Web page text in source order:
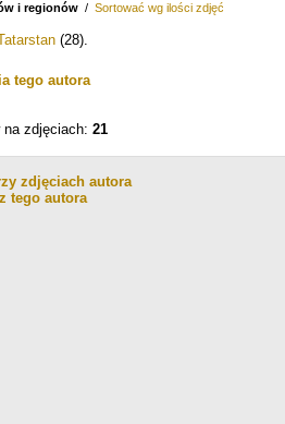
i regionów / Sortować wg ilości zdjęć
(28).
tego autora
na zdjęciach: 21
zdjęciach autora
tego autora